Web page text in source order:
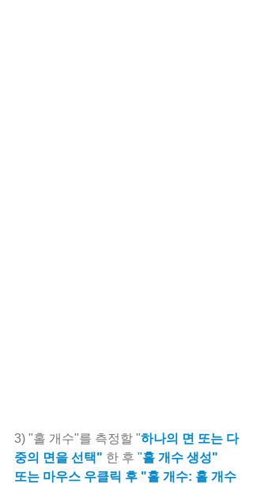
3) "홀 개수"를 측정할 "하나의 면 또는 다
중의 면을 선택" 한 후 "홀 개수 생성"
또는 마우스 우클릭 후 "홀 개수: 홀 개수